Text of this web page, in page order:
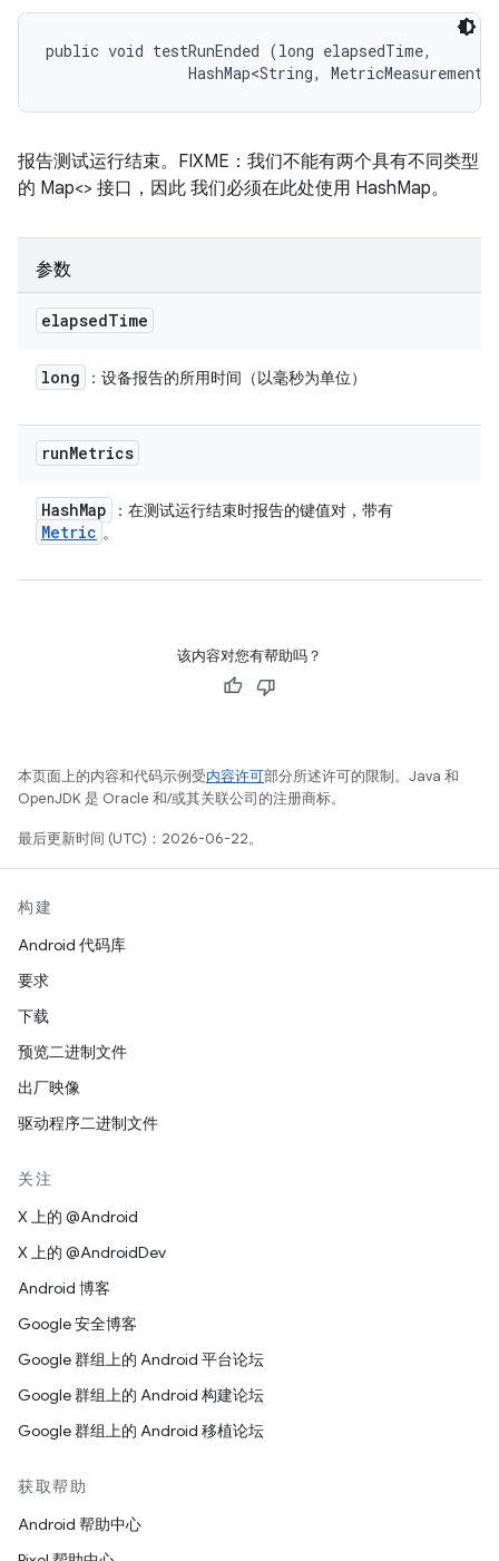
public void testRunEnded (long elapsedTime,
HashMap<String,
报告测试运行结束。FIXME：我们不能有两个具有不同类型
的 Map<> 接口，因此 我们必须在此处使用 HashMap。
参数
elapsedTime
long ：设备报告的所用时间（以毫秒为单位）
runMetrics
HashMap ：在测试运行结束时报告的键值对，带有
Metric 。
该内容对您有帮助吗？
本页面上的内容和代码示例受内容许可部分所述许可的限制。Java 和
OpenJDK 是 Oracle 和/或其关联公司的注册商标。
最后更新时间 (UTC)：2026-06-22。
构建
Android 代码库
要求
下载
预览二进制文件
出厂映像
驱动程序二进制文件
关注
X 上的 @Android
X 上的 @AndroidDev
Android 博客
Google 安全博客
Google 群组上的 Android 平台论坛
Google 群组上的 Android 构建论坛
Google 群组上的 Android 移植论坛
获取帮助
Android 帮助中心